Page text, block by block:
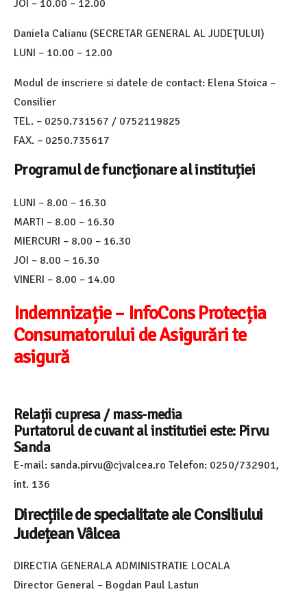
JOI – 10.00 – 12.00
Daniela Calianu (SECRETAR GENERAL AL JUDEŢULUI)
LUNI – 10.00 – 12.00
Modul de inscriere si datele de contact: Elena Stoica –
Consilier
TEL. – 0250.731567 / 0752119825
FAX. – 0250.735617
Programul de funcționare al instituției
LUNI – 8.00 – 16.30
MARTI – 8.00 – 16.30
MIERCURI – 8.00 – 16.30
JOI – 8.00 – 16.30
VINERI – 8.00 – 14.00
Indemnizație – InfoCons Protecția
Consumatorului de Asigurări te
asigură
Relații cupresa / mass-media
Purtatorul de cuvant al institutiei este: Pirvu
Sanda
E-mail: sanda.pirvu@cjvalcea.ro Telefon: 0250/732901,
int. 136
Direcțiile de specialitate ale Consiliului
Județean Vâlcea
DIRECTIA GENERALA ADMINISTRATIE LOCALA
Director General – Bogdan Paul Lastun